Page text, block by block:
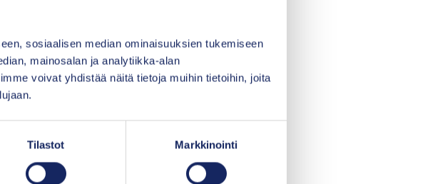
sosiaalisen median ominaisuuksien tukemiseen
mainosalan ja analytiikka-alan
voivat yhdistää näitä tietoja muihin tietoihin, joita
Tilastot Markkinointi